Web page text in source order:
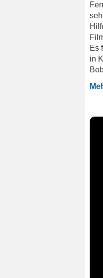
Es
in